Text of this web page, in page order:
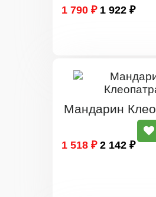
1 790 ₽ 1 922 ₽
Мандарин
1 518 ₽ 2 142 ₽